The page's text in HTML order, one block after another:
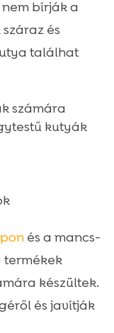
bírják a
és
találhat
számára
kutyák
és a mancs-
termékek
készültek.
és javítják